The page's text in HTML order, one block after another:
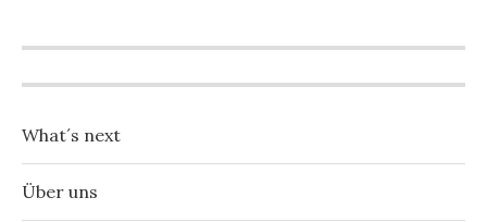
What´s next
Über uns